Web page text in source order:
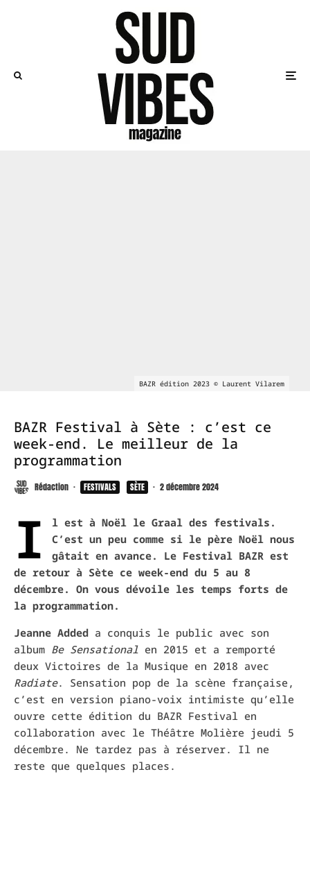
BAZR édition 2023 © Laurent Vilarem
BAZR Festival à Sète : c’est ce
week-end. Le meilleur de la
programmation
Rédaction · FESTIVALS SÈTE · 2 décembre 2024
I
l est à Noël le Graal des festivals.
C’est un peu comme si le père Noël nous
gâtait en avance. Le Festival BAZR est
de retour à Sète ce week-end du 5 au 8
décembre. On vous dévoile les temps forts de
la programmation.
Jeanne Added a conquis le public avec son
album Be Sensational en 2015 et a remporté
deux Victoires de la Musique en 2018 avec
Radiate. Sensation pop de la scène française,
c’est en version piano-voix intimiste qu’elle
ouvre cette édition du BAZR Festival en
collaboration avec le Théâtre Molière jeudi 5
décembre. Ne tardez pas à réserver. Il ne
reste que quelques places.